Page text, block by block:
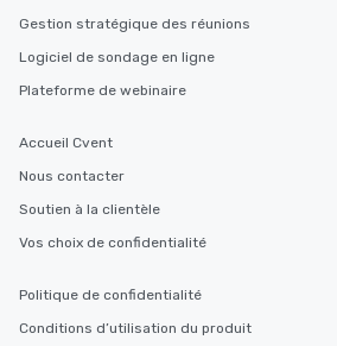
Gestion stratégique des réunions
Logiciel de sondage en ligne
Plateforme de webinaire
Accueil Cvent
Nous contacter
Soutien à la clientèle
Vos choix de confidentialité
Politique de confidentialité
Conditions d’utilisation du produit